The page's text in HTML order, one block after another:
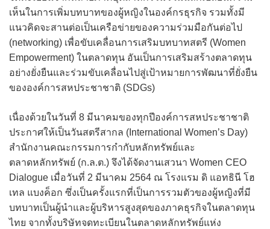
เห็นในการเพิ่มบทบาทของผู้หญิงในองค์กรธุรกิจ รวมทั้งมี
แนวคิดจะสานต่อเป็นเครือข่ายของความร่วมมือกันต่อไป
(networking) เพื่อขับเคลื่อนการเสริมบทบาทสตรี (Women
Empowerment) ในตลาดทุน อันเป็นการเสริมสร้างตลาดทุน
อย่างยั่งยืนและร่วมขับเคลื่อนไปสู่เป้าหมายการพัฒนาที่ยั่งยืน
ขององค์การสหประชาชาติ (SDGs)
เนื่องด้วยในวันที่ 8 มีนาคมของทุกปีองค์การสหประชาชาติ
ประกาศให้เป็นวันสตรีสากล (International Women’s Day)
สำนักงานคณะกรรมการกำกับหลักทรัพย์และ
ตลาดหลักทรัพย์ (ก.ล.ต.) จึงได้จัดงานเสวนา Women CEO
Dialogue เมื่อวันที่ 2 มีนาคม 2564 ณ โรงแรม ดิ แอทธินี โฮ
เทล แบงค็อก ซึ่งเป็นครั้งแรกที่เป็นการรวมตัวของผู้หญิงที่มี
บทบาทเป็นผู้นำและผู้บริหารสูงสุดของภาคธุรกิจในตลาดทุน
ไทย จากทั้งบริษัทจดทะเบียนในตลาดหลักทรัพย์แห่ง